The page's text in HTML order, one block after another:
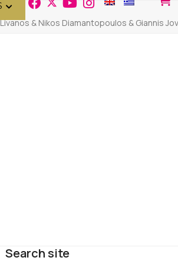
& Nikos Diamantopoulos & Giannis
Search site